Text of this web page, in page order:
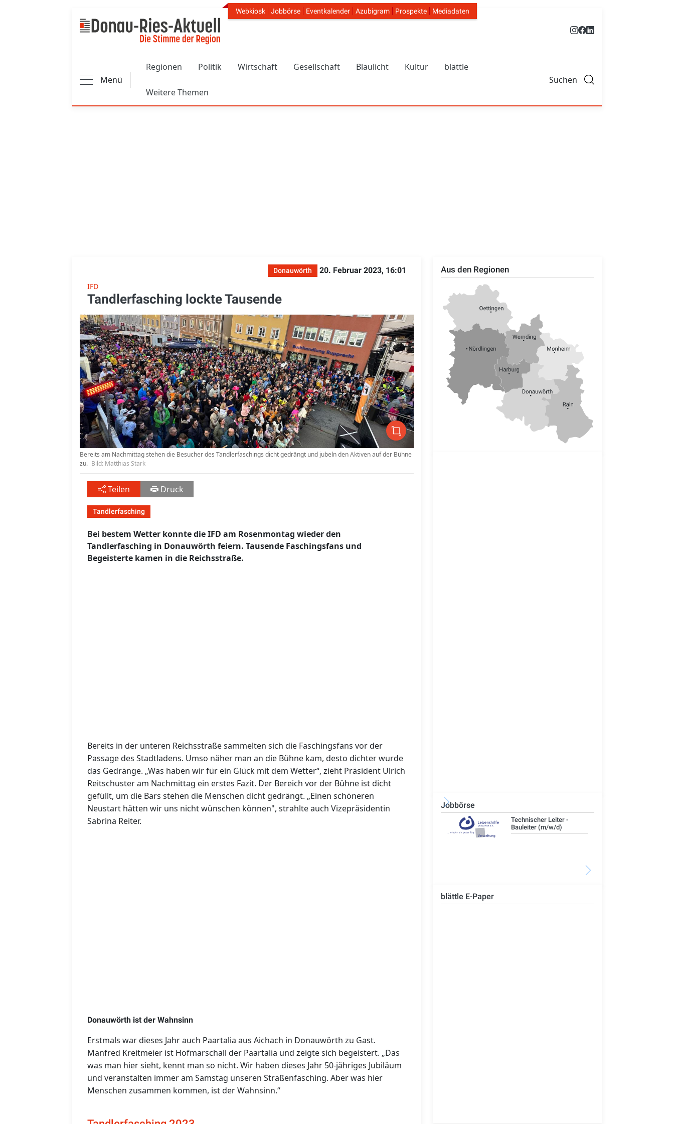
Header Navigation
Webkiosk Jobbörse Eventkalender Azubigram Prospekte Mediadaten
Menü
Regionen Politik Wirtschaft Gesellschaft Blaulicht Kultur blättle
Weitere Themen
Suchen
Donauwörth
20. Februar 2023, 16:01
IFD
Tandlerfasching lockte Tausende
Bereits am Nachmittag stehen die Besucher des Tandlerfaschings dicht gedrängt und jubeln den Aktiven auf der Bühne
zu. Bild: Matthias Stark
Teilen Druck
Tandlerfasching
Bei bestem Wetter konnte die IFD am Rosenmontag wieder den
Tandlerfasching in Donauwörth feiern. Tausende Faschingsfans und
Begeisterte kamen in die Reichsstraße.
Bereits in der unteren Reichsstraße sammelten sich die Faschingsfans vor der
Passage des Stadtladens. Umso näher man an die Bühne kam, desto dichter wurde
das Gedränge. „Was haben wir für ein Glück mit dem Wetter“, zieht Präsident Ulrich
Reitschuster am Nachmittag ein erstes Fazit. Der Bereich vor der Bühne ist dicht
gefüllt, um die Bars stehen die Menschen dicht gedrängt. „Einen schöneren
Neustart hätten wir uns nicht wünschen können", strahlte auch Vizepräsidentin
Sabrina Reiter.
Donauwörth ist der Wahnsinn
Erstmals war dieses Jahr auch Paartalia aus Aichach in Donauwörth zu Gast.
Manfred Kreitmeier ist Hofmarschall der Paartalia und zeigte sich begeistert. „Das
was man hier sieht, kennt man so nicht. Wir haben dieses Jahr 50-jähriges Jubiläum
und veranstalten immer am Samstag unseren Straßenfasching. Aber was hier
Menschen zusammen kommen, ist der Wahnsinn.“
Aus den Regionen
Jobbörse
Technischer Leiter -
Bauleiter (m/w/d)
blättle E-Paper